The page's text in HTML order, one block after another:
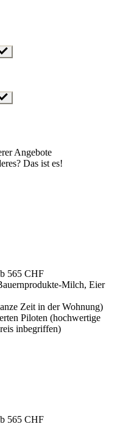
Angebote
Das ist es!
565 CHF
Milch, Eier
Zeit in der Wohnung)
Piloten (hochwertige
inbegriffen)
565 CHF